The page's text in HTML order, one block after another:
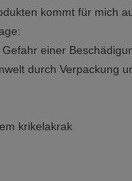
kommt für mich
einer
durch Verpackung
krikelakrak